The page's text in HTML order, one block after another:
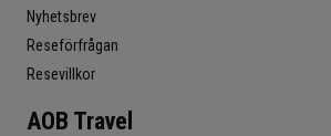
Nyhetsbrev
Reseförfrågan
Resevillkor
AOB Travel